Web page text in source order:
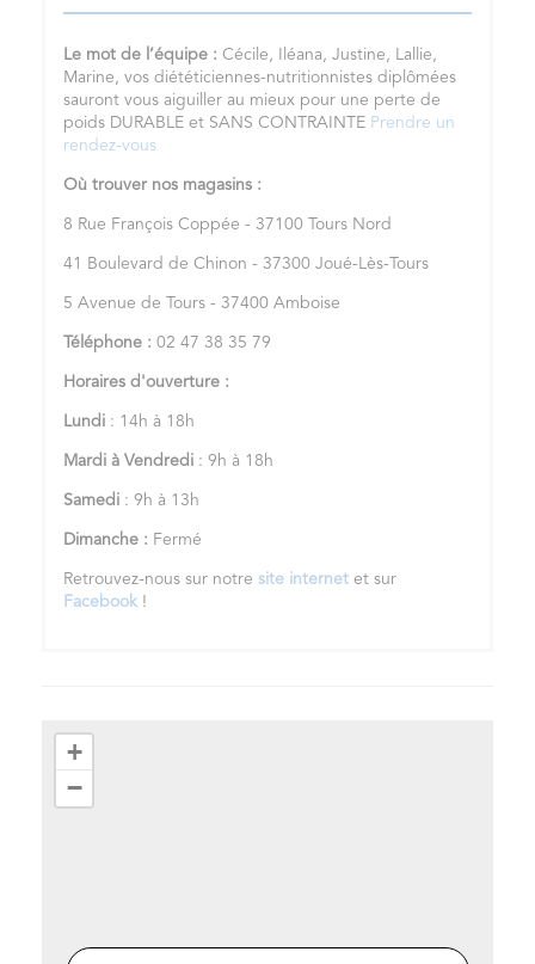
Le mot de l’équipe : Cécile, Iléana, Justine, Lallie,
Marine, vos diététiciennes-nutritionnistes diplômées
sauront vous aiguiller au mieux pour une perte de
poids DURABLE et SANS CONTRAINTE Prendre un
rendez-vous
Où trouver nos magasins :
8 Rue François Coppée - 37100 Tours Nord
41 Boulevard de Chinon - 37300 Joué-Lès-Tours
5 Avenue de Tours - 37400 Amboise
Téléphone : 02 47 38 35 79
Horaires d'ouverture :
Lundi : 14h à 18h
Mardi à Vendredi : 9h à 18h
Samedi : 9h à 13h
Dimanche : Fermé
Retrouvez-nous sur notre site internet et sur
Facebook !
+
−